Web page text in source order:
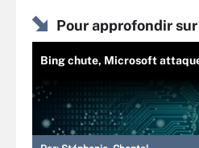
Pour approfondir
Bing chute, Microsoft